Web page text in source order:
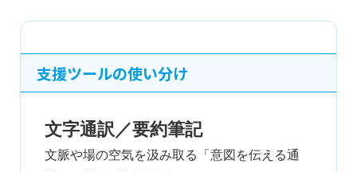
支援ツールの使い分け
文字通訳／要約筆記
文脈や場の空気を汲み取る「意図を伝える通